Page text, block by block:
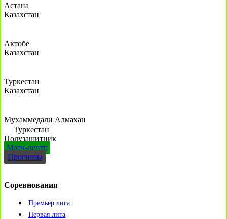
Астана
Казахстан
Актобе
Казахстан
Туркестан
Казахстан
Мухаммедали Алмахан
Туркестан |
Полузащитник
Матч-центр
Прогнозы
Соревнования
Премьер лига
Первая лига